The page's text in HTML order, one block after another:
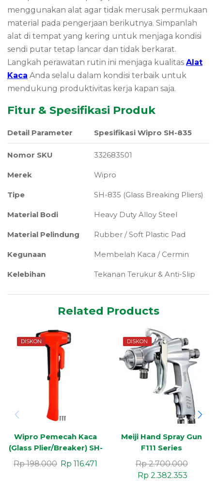
menggunakan alat agar tidak merusak permukaan
material pada pengerjaan berikutnya. Simpanlah
alat di tempat yang kering untuk menjaga kondisi
sendi putar tetap lancar dan tidak berkarat.
Langkah perawatan rutin ini menjaga kualitas Alat
Kaca Anda selalu dalam kondisi terbaik untuk
mendukung produktivitas kerja kapan saja.
Fitur & Spesifikasi Produk
Detail Parameter Spesifikasi Wipro SH-835
Nomor SKU 332683501
Merek Wipro
Tipe SH-835 (Glass Breaking Pliers)
Material Bodi Heavy Duty Alloy Steel
Material Pelindung Rubber / Soft Plastic Pad
Kegunaan Membelah Kaca / Cermin
Kelebihan Tekanan Terukur & Anti-Slip
Related Products
DISKON
Wipro Pemecah Kaca
(Glass Plier/Breaker) SH-
838
Rp198.000 Rp 116.471
DISKON
Meiji Hand Spray Gun
F111 Series
Rp2.700.000
Rp 2.382.353